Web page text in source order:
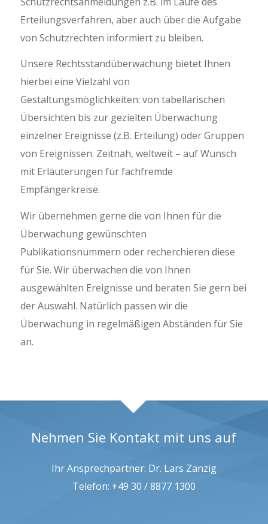
Erteilungsverfahren, aber auch über die Aufgabe
von Schutzrechten informiert zu bleiben.
Unsere Rechtsstandüberwachung bietet Ihnen
hierbei eine Vielzahl von
Gestaltungsmöglichkeiten: von tabellarischen
Übersichten bis zur gezielten Überwachung
einzelner Ereignisse (z.B. Erteilung) oder Gruppen
von Ereignissen. Zeitnah, weltweit – auf Wunsch
mit Erläuterungen für fachfremde
Empfängerkreise.
Wir übernehmen gerne die von Ihnen für die
Überwachung gewünschten
Publikationsnummern oder recherchieren diese
für Sie. Wir überwachen die von Ihnen
ausgewählten Ereignisse und beraten Sie gern bei
der Auswahl. Natürlich passen wir die
Überwachung in regelmäßigen Abständen für Sie
an.
Nehmen Sie Kontakt mit uns auf
Ihr Ansprechpartner: Dr. Lars Zanzig
Telefon: +49 30 / 8877 1300